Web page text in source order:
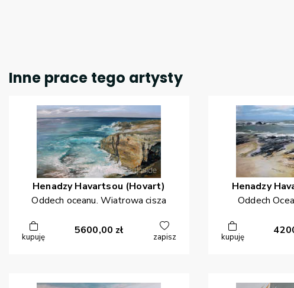
Inne prace tego artysty
Henadzy Havartsou (Hovart)
Oddech oceanu. Wiatrowa cisza
kupuję
5600,00 zł
zapisz
Henadzy
Oddech
kupuję